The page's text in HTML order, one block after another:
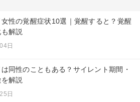
性の覚醒症状10選｜覚醒すると？覚醒
解説
日
同性のこともある？サイレント期間・
解説
日